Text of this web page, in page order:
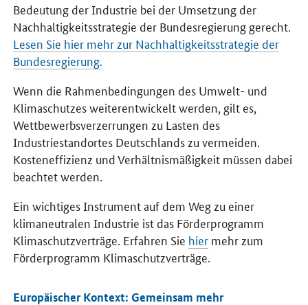
Bedeutung der Industrie bei der Umsetzung der
Nachhaltigkeitsstrategie der Bundesregierung gerecht.
Lesen Sie hier mehr zur Nachhaltigkeitsstrategie der
Bundesregierung.
Wenn die Rahmenbedingungen des Umwelt- und
Klimaschutzes weiterentwickelt werden, gilt es,
Wettbewerbsverzerrungen zu Lasten des
Industriestandortes Deutschlands zu vermeiden.
Kosteneffizienz und Verhältnismäßigkeit müssen dabei
beachtet werden.
Ein wichtiges Instrument auf dem Weg zu einer
klimaneutralen Industrie ist das Förderprogramm
Klimaschutzverträge. Erfahren Sie hier mehr zum
Förderprogramm Klimaschutzverträge.
Europäischer Kontext: Gemeinsam mehr